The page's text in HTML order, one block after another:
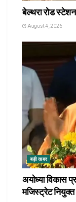
बेल्थरा रोड
August 4, 2026
बड़ी खबर
अयोध्या विकास
मजिस्ट्रेट नियुक्त